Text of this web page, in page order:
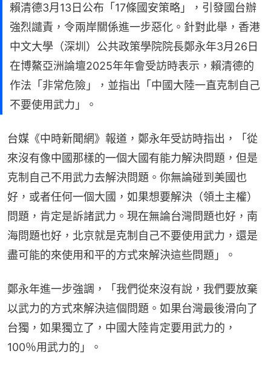
賴清德3月13日公布「17條國安策略」，引發國台辦
強烈譴責，令兩岸關係進一步惡化。針對此舉，香港
中文大學（深圳）公共政策學院院長鄭永年3月26日
在博鰲亞洲論壇2025年年會受訪時表示，賴清德的
作法「非常危險」，並指出「中國大陸一直克制自己
不要使用武力」。
台媒《中時新聞網》報道，鄭永年受訪時指出，「從
來沒有像中國那樣的一個大國有能力解決問題，但是
克制自己不用武力去解決問題。你無論碰到美國也
好，或者任何一個大國，如果想要解決（領土主權）
問題，肯定是訴諸武力。現在無論台灣問題也好，南
海問題也好，北京就是克制自己不要使用武力，還是
盡可能的來使用和平的方式來解決這些問題」。
鄭永年進一步強調，「我們從來沒有說，我們要放棄
以武力的方式來解決這個問題。如果台灣最後滑向了
台獨，如果獨立了，中國大陸肯定要用武力的，
100％用武力的」。